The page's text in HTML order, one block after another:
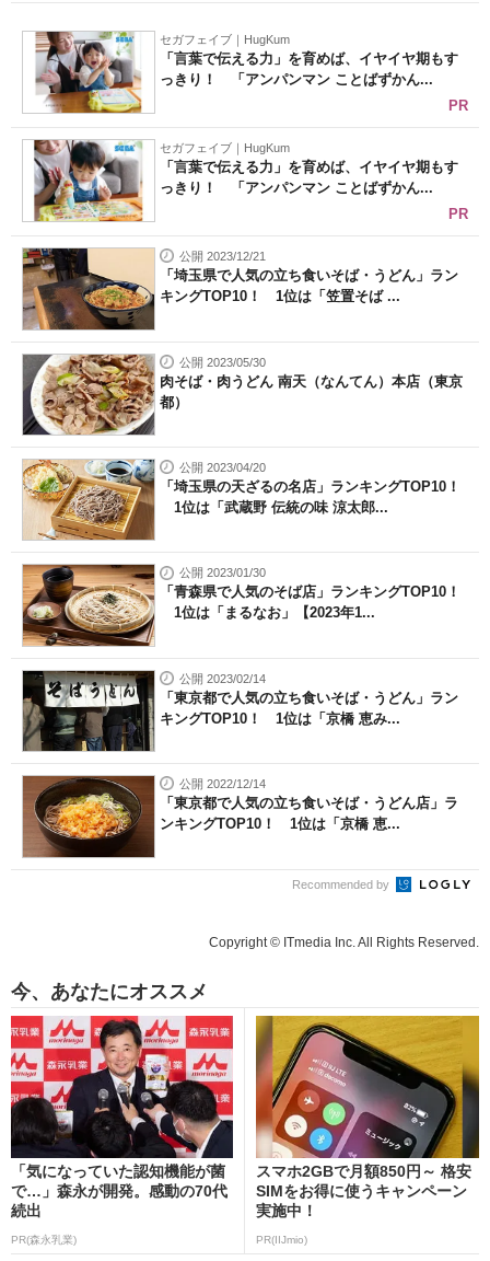
セガフェイブ｜HugKum
「言葉で伝える力」を育めば、イヤイヤ期もす
っきり！ 「アンパンマン ことばずかん...
PR
セガフェイブ｜HugKum
「言葉で伝える力」を育めば、イヤイヤ期もす
っきり！ 「アンパンマン ことばずかん...
PR
公開 2023/12/21
「埼玉県で人気の立ち食いそば・うどん」ラン
キングTOP10！ 1位は「笠置そば ...
公開 2023/05/30
肉そば・肉うどん 南天（なんてん）本店（東京
都）
公開 2023/04/20
「埼玉県の天ざるの名店」ランキングTOP10！
1位は「武蔵野 伝統の味 涼太郎...
公開 2023/01/30
「青森県で人気のそば店」ランキングTOP10！
1位は「まるなお」【2023年1...
公開 2023/02/14
「東京都で人気の立ち食いそば・うどん」ラン
キングTOP10！ 1位は「京橋 恵み...
公開 2022/12/14
「東京都で人気の立ち食いそば・うどん店」ラ
ンキングTOP10！ 1位は「京橋 恵...
Recommended by
Copyright © ITmedia Inc. All Rights Reserved.
今、あなたにオススメ
「気になっていた認知機能が菌
で…」森永が開発。感動の70代
続出
PR(森永乳業)
スマホ2GBで月額850円～ 格安
SIMをお得に使うキャンペーン
実施中！
PR(IIJmio)